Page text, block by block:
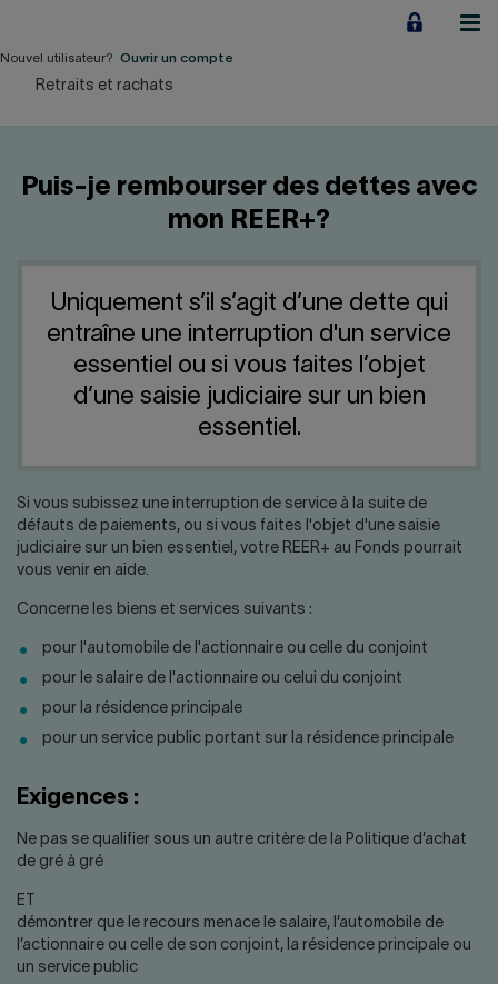
contenu
Financement d'entreprise
À propos
LIENS RAPIDES
Nous joindre Salle de presse
English
Nouvel utilisateur? Ouvrir un compte
Retraits et rachats
Puis-je rembourser des dettes avec
mon REER+?
Uniquement s’il s’agit d’une dette qui
entraîne une interruption d'un service
essentiel ou si vous faites l’objet
d’une saisie judiciaire sur un bien
essentiel.
Si vous subissez une interruption de service à la suite de
défauts de paiements, ou si vous faites l'objet d'une saisie
judiciaire sur un bien essentiel, votre REER+ au Fonds pourrait
vous venir en aide.
Concerne les biens et services suivants :
pour l'automobile de l'actionnaire ou celle du conjoint
pour le salaire de l'actionnaire ou celui du conjoint
pour la résidence principale
pour un service public portant sur la résidence principale
Exigences :
Ne pas se qualifier sous un autre critère de la Politique d’achat
de gré à gré
ET
démontrer que le recours menace le salaire, l’automobile de
l’actionnaire ou celle de son conjoint, la résidence principale ou
un service public